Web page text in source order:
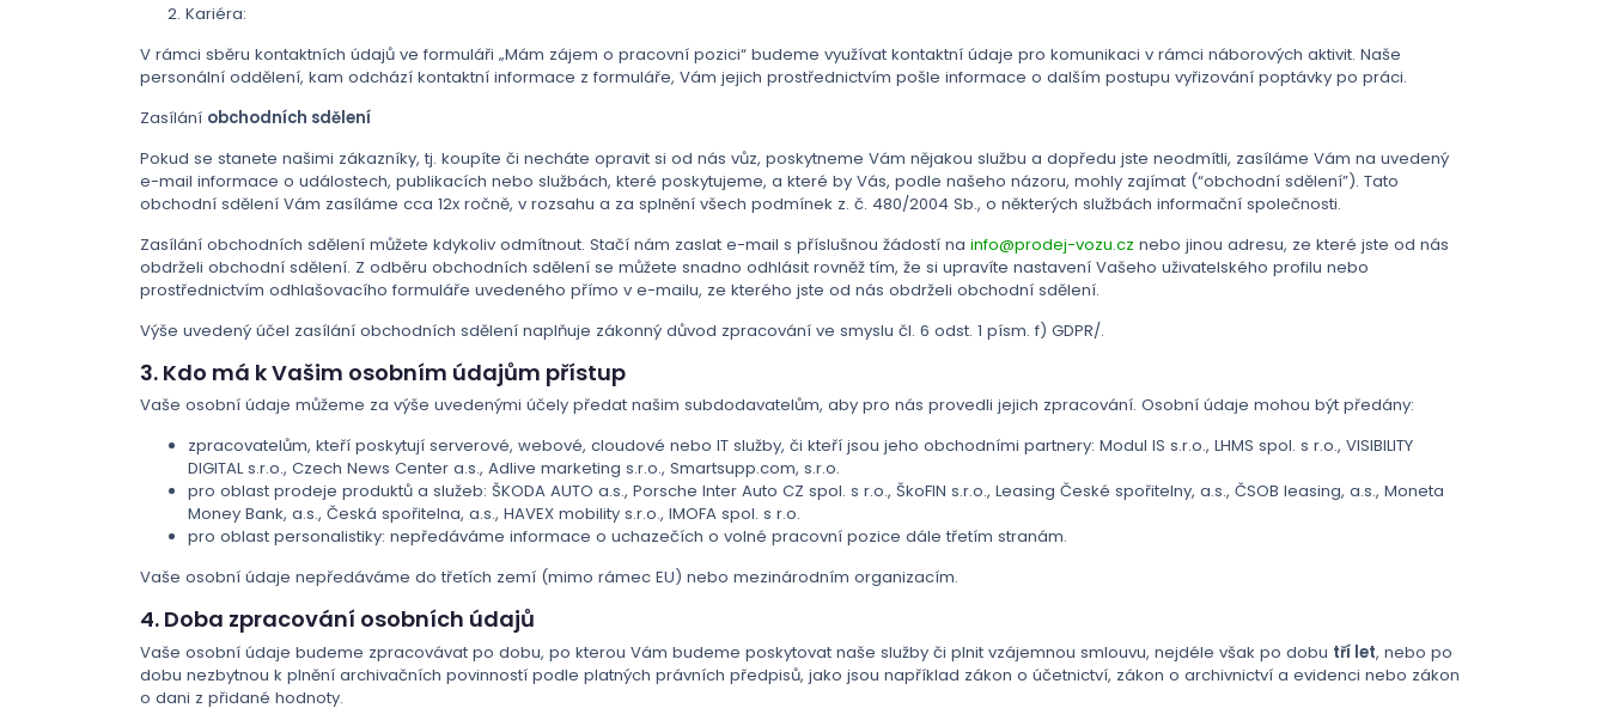
2. Kariéra:
V rámci sběru kontaktních údajů ve formuláři „Mám zájem o pracovní pozici“ budeme využívat kontaktní údaje pro komunikaci v rámci náborových aktivit. Naše
personální oddělení, kam odchází kontaktní informace z formuláře, Vám jejich prostřednictvím pošle informace o dalším postupu vyřizování poptávky po práci.
Zasílání obchodních sdělení
Pokud se stanete našimi zákazníky, tj. koupíte či necháte opravit si od nás vůz, poskytneme Vám nějakou službu a dopředu jste neodmítli, zasíláme Vám na uvedený
e-mail informace o událostech, publikacích nebo službách, které poskytujeme, a které by Vás, podle našeho názoru, mohly zajímat (“obchodní sdělení”). Tato
obchodní sdělení Vám zasíláme cca 12x ročně, v rozsahu a za splnění všech podmínek z. č. 480/2004 Sb., o některých službách informační společnosti.
Zasílání obchodních sdělení můžete kdykoliv odmítnout. Stačí nám zaslat e-mail s příslušnou žádostí na info@prodej-vozu.cz nebo jinou adresu, ze které jste od nás
obdrželi obchodní sdělení. Z odběru obchodních sdělení se můžete snadno odhlásit rovněž tím, že si upravíte nastavení Vašeho uživatelského profilu nebo
prostřednictvím odhlašovacího formuláře uvedeného přímo v e-mailu, ze kterého jste od nás obdrželi obchodní sdělení.
Výše uvedený účel zasílání obchodních sdělení naplňuje zákonný důvod zpracování ve smyslu čl. 6 odst. 1 písm. f) GDPR/.
3. Kdo má k Vašim osobním údajům přístup
Vaše osobní údaje můžeme za výše uvedenými účely předat našim subdodavatelům, aby pro nás provedli jejich zpracování. Osobní údaje mohou být předány:
zpracovatelům, kteří poskytují serverové, webové, cloudové nebo IT služby, či kteří jsou jeho obchodními partnery: Modul IS s.r.o., LHMS spol. s r.o., VISIBILITY
DIGITAL s.r.o., Czech News Center a.s., Adlive marketing s.r.o., Smartsupp.com, s.r.o.
pro oblast prodeje produktů a služeb: ŠKODA AUTO a.s., Porsche Inter Auto CZ spol. s r.o., ŠkoFIN s.r.o., Leasing České spořitelny, a.s., ČSOB leasing, a.s., Moneta
Money Bank, a.s., Česká spořitelna, a.s., HAVEX mobility s.r.o., IMOFA spol. s r.o.
pro oblast personalistiky: nepředáváme informace o uchazečích o volné pracovní pozice dále třetím stranám.
Vaše osobní údaje nepředáváme do třetích zemí (mimo rámec EU) nebo mezinárodním organizacím.
4. Doba zpracování osobních údajů
Vaše osobní údaje budeme zpracovávat po dobu, po kterou Vám budeme poskytovat naše služby či plnit vzájemnou smlouvu, nejdéle však po dobu tří let, nebo po
dobu nezbytnou k plnění archivačních povinností podle platných právních předpisů, jako jsou například zákon o účetnictví, zákon o archivnictví a evidenci nebo zákon
o dani z přidané hodnoty.